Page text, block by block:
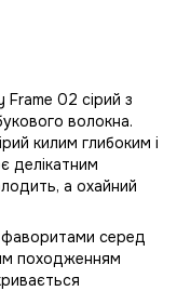
02 сірий з
волокна.
килим глибоким і
делікатним
а охайний
серед
походженням